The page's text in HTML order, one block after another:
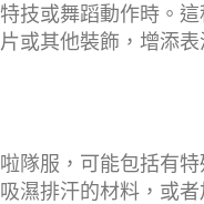
技或舞蹈動作時。
或其他裝飾，增添表
隊服，可能包括有
濕排汗的材料，或